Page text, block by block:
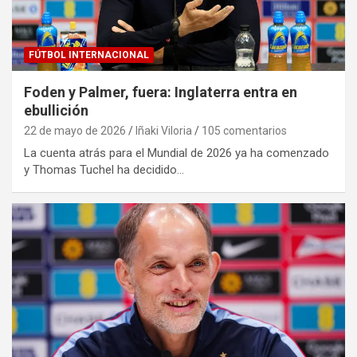
FÚTBOL INTERNACIONAL
Foden y Palmer, fuera: Inglaterra entra en
ebullición
22 de mayo de 2026 Iñaki Viloria 105 comentarios
La cuenta atrás para el Mundial de 2026 ya ha comenzado
y Thomas Tuchel ha decidido…